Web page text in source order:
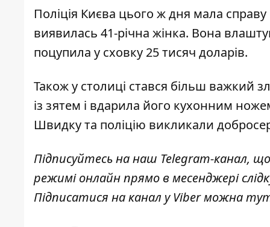
Поліція Києва цього ж дня мала
виявилась 41-річна жінка. Вона
поцупила у сховку 25 тисяч доларів.
Також у столиці стався більш важкий
із зятем і вдарила його кухонним
Швидку та поліцію викликали
Підписуйтесь на наш Telegram-канал,
режимі онлайн прямо в месенджері
Підписатися на канал у Viber можна